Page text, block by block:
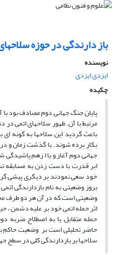
باز دارندگی در حوزه
نویسنده
ایزدی ایزدی
چکیده
پایان جنگ جهانی دوم مصادف بود
مرتبط با آن. ظهور سلاحهای اتمی در
باعث گردید این سلاحها به گونه ای
بکار برده شوند. با گذشت زمان و
جهانی دوم آغاز و با ا زهم
ابر قدرت با دست زدن به مسابقه
خود سعی نمودند بر دیگری پیشی
بروز وضعیتی به نام بازدارندگی
وضعیتی است که در آن هر دو طرف
اثر حمله اتمی خود بر علیه دشمن ،
حمله متقابل یا به اصطلاح
حاضر تحلیلی است بر وضعیت حاکم
سلاحها بر بازدارندگی کلی در سطح